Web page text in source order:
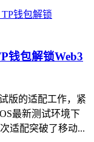
钱包解锁Web3
版的适配工作，紧
最新测试环境下
适配突破了移动...